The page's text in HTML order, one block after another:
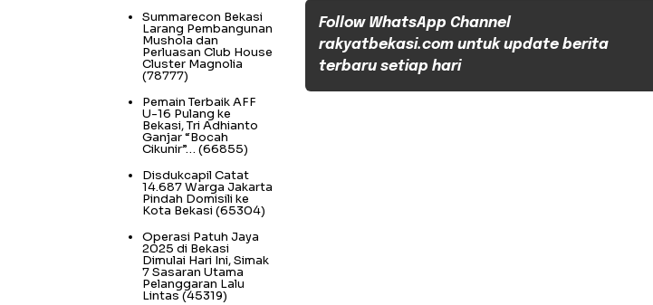
Follow WhatsApp Channel
rakyatbekasi.com untuk update berita
terbaru setiap hari
Summarecon Bekasi
Larang Pembangunan
Mushola dan
Perluasan Club House
Cluster Magnolia
(78777)
Pemain Terbaik AFF
U-16 Pulang ke
Bekasi, Tri Adhianto
Ganjar “Bocah
Cikunir”… (66855)
Disdukcapil Catat
14.687 Warga Jakarta
Pindah Domisili ke
Kota Bekasi (65304)
Operasi Patuh Jaya
2025 di Bekasi
Dimulai Hari Ini, Simak
7 Sasaran Utama
Pelanggaran Lalu
Lintas(45319)